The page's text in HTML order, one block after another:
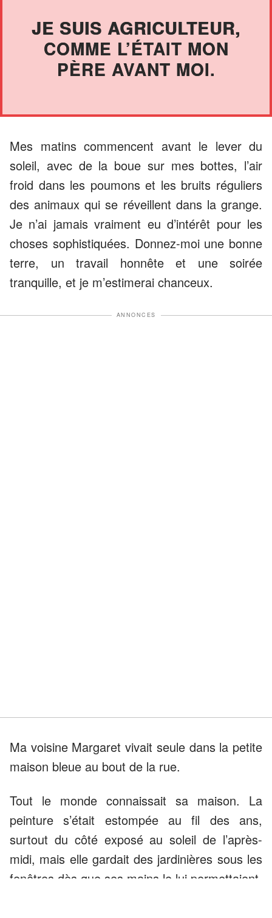
JE SUIS AGRICULTEUR,
COMME L’ÉTAIT MON
PÈRE AVANT MOI.
Mes matins commencent avant le lever du
soleil, avec de la boue sur mes bottes, l’air
froid dans les poumons et les bruits réguliers
des animaux qui se réveillent dans la grange.
Je n’ai jamais vraiment eu d’intérêt pour les
choses sophistiquées. Donnez-moi une bonne
terre, un travail honnête et une soirée
tranquille, et je m’estimerai chanceux.
ANNONCES
Ma voisine Margaret vivait seule dans la petite
maison bleue au bout de la rue.
Tout le monde connaissait sa maison. La
peinture s’était estompée au fil des ans,
surtout du côté exposé au soleil de l’après-
midi, mais elle gardait des jardinières sous les
fenêtres dès que ses mains le lui permettaient.